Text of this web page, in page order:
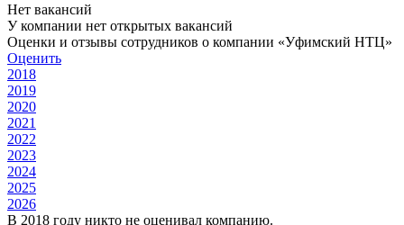
Нет вакансий
У компании нет открытых вакансий
Оценки и отзывы сотрудников о компании «Уфимский НТЦ»
Оценить
2018
2019
2020
2021
2022
2023
2024
2025
2026
В 2018 году никто не оценивал компанию.